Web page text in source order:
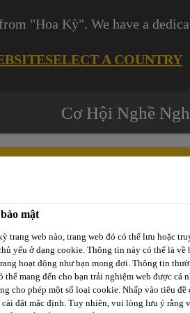
"Hoa Kỳ". We have a
SELECT A COUNTRY
Cơ Hội Nghề
Phát Triển
Bền Vững
Kênh
Phối /
mật
trang web nào, trang web đó có thể lưu hoặc
yếu ở dạng cookie. Thông tin này có thể là về
hoạt động như bạn mong đợi. Thông tin
thể mang đến cho bạn trải nghiệm web được cá
cho phép một số loại cookie. Nhấp vào tiêu đề
đặt mặc định. Tuy nhiên, vui lòng lưu ý rằng